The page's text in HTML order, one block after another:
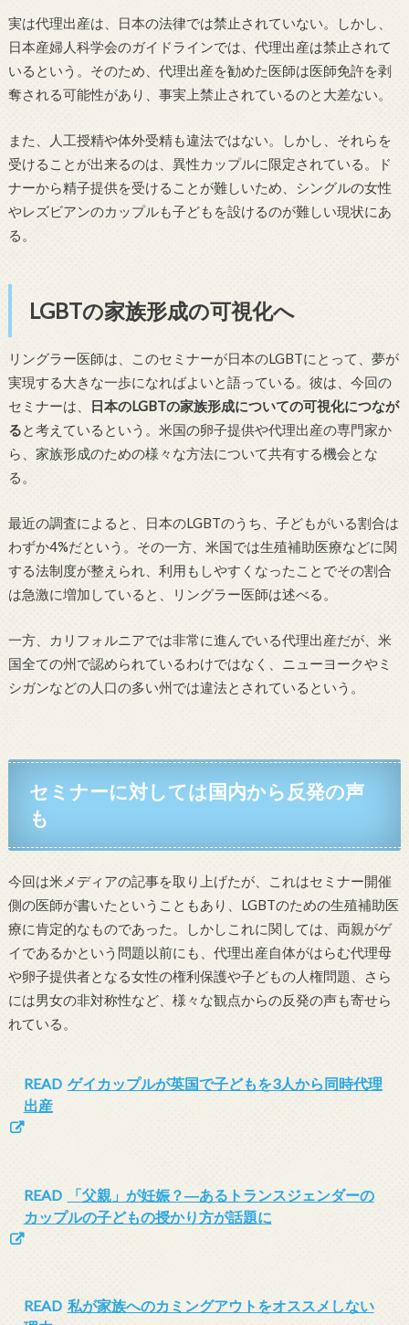
実は代理出産は、日本の法律では禁止されていない。しかし、
日本産婦人科学会のガイドラインでは、代理出産は禁止されて
いるという。そのため、代理出産を勧めた医師は医師免許を剥
奪される可能性があり、事実上禁止されているのと大差ない。
また、人工授精や体外受精も違法ではない。しかし、それらを
受けることが出来るのは、異性カップルに限定されている。ド
ナーから精子提供を受けることが難しいため、シングルの女性
やレズビアンのカップルも子どもを設けるのが難しい現状にあ
る。
LGBTの家族形成の可視化へ
リングラー医師は、このセミナーが日本のLGBTにとって、夢が
実現する大きな一歩になればよいと語っている。彼は、今回の
セミナーは、
日本のLGBTの家族形成についての可視化につなが
ると考えているという。米国の卵子提供や代理出産の専門家か
ら、家族形成のための様々な方法について共有する機会とな
る。
最近の調査によると、日本のLGBTのうち、子どもがいる割合は
わずか4%だという。その一方、米国では生殖補助医療などに関
する法制度が整えられ、利用もしやすくなったことでその割合
は急激に増加していると、リングラー医師は述べる。
一方、カリフォルニアでは非常に進んでいる代理出産だが、米
国全ての州で認められているわけではなく、ニューヨークやミ
シガンなどの人口の多い州では違法とされているという。
セミナーに対しては国内から反発の声
も
今回は米メディアの記事を取り上げたが、これはセミナー開催
側の医師が書いたということもあり、LGBTのための生殖補助医
療に肯定的なものであった。しかしこれに関しては、両親がゲ
イであるかという問題以前にも、代理出産自体がはらむ代理母
や卵子提供者となる女性の権利保護や子どもの人権問題、さら
には男女の非対称性など、様々な観点からの反発の声も寄せら
れている。
READ ゲイカップルが英国で子どもを3人から同時代理
出産
READ
「父親」が妊娠？―あるトランスジェンダーの
カップルの子どもの授かり方が話題に
READ 私が家族へのカミングアウトをオススメしない